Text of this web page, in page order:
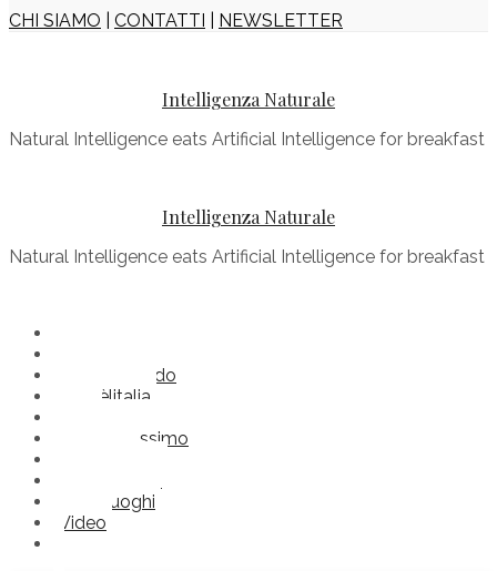
CHI SIAMO CONTATTI NEWSLETTER
Intelligenza Naturale
Natural Intelligence eats Artificial Intelligence for breakfast
Intelligenza Naturale
Natural Intelligence eats Artificial Intelligence for breakfast
Comèilmondo
Comèlitalia
Futuroprossimo
Straniluoghi
Video